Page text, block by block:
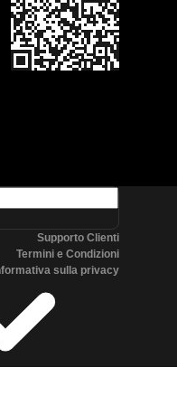
Supporto Clienti
Termini e Condizioni
sulla privacy